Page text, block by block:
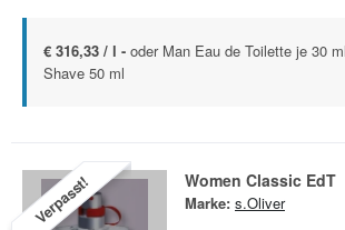
€ 316,33 / l - oder Man Eau de Toilette je 30
Shave 50 ml
Verpasst! Women Classic EdT
Marke: s.Oliver